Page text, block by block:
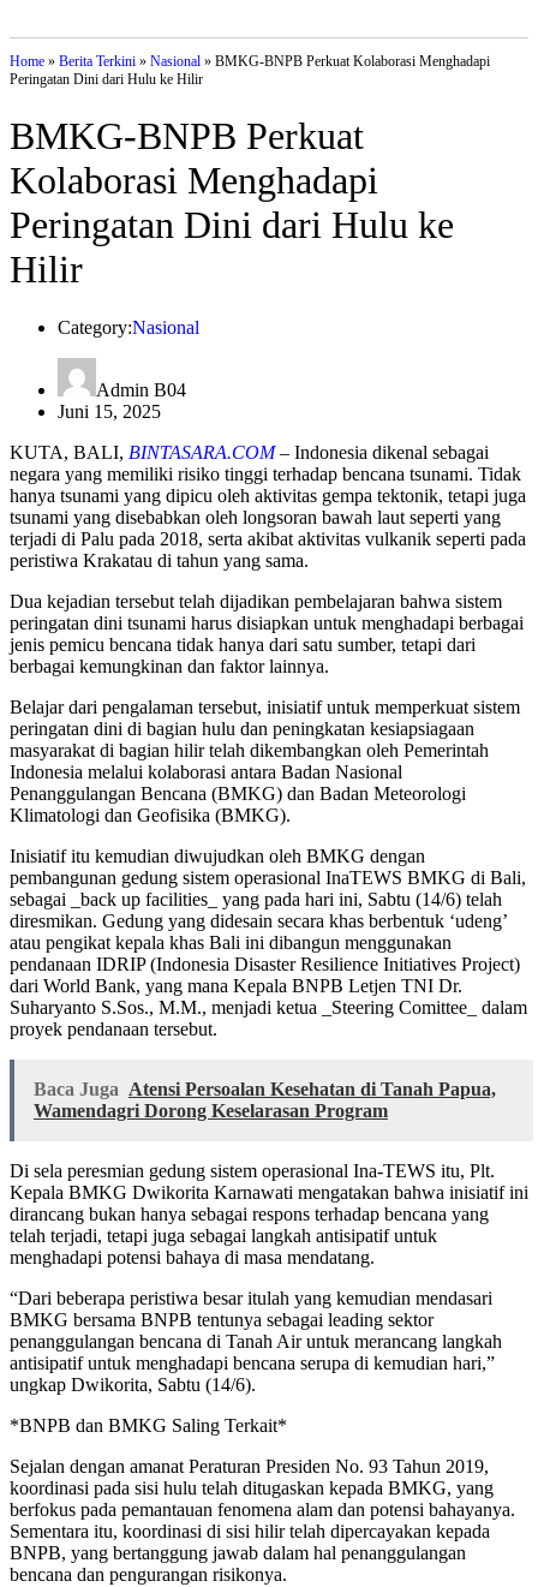
Home » Berita Terkini » Nasional » BMKG-BNPB Perkuat Kolaborasi Menghadapi
Peringatan Dini dari Hulu ke Hilir
BMKG-BNPB Perkuat
Kolaborasi Menghadapi
Peringatan Dini dari Hulu ke
Hilir
Category:Nasional
Admin B04
Juni 15, 2025
KUTA, BALI, BINTASARA.COM– Indonesia dikenal sebagai
negara yang memiliki risiko tinggi terhadap bencana tsunami. Tidak
hanya tsunami yang dipicu oleh aktivitas gempa tektonik, tetapi juga
tsunami yang disebabkan oleh longsoran bawah laut seperti yang
terjadi di Palu pada 2018, serta akibat aktivitas vulkanik seperti pada
peristiwa Krakatau di tahun yang sama.
Dua kejadian tersebut telah dijadikan pembelajaran bahwa sistem
peringatan dini tsunami harus disiapkan untuk menghadapi berbagai
jenis pemicu bencana tidak hanya dari satu sumber, tetapi dari
berbagai kemungkinan dan faktor lainnya.
Belajar dari pengalaman tersebut, inisiatif untuk memperkuat sistem
peringatan dini di bagian hulu dan peningkatan kesiapsiagaan
masyarakat di bagian hilir telah dikembangkan oleh Pemerintah
Indonesia melalui kolaborasi antara Badan Nasional
Penanggulangan Bencana (BMKG) dan Badan Meteorologi
Klimatologi dan Geofisika (BMKG).
Inisiatif itu kemudian diwujudkan oleh BMKG dengan
pembangunan gedung sistem operasional InaTEWS BMKG di Bali,
sebagai _back up facilities_ yang pada hari ini, Sabtu (14/6) telah
diresmikan. Gedung yang didesain secara khas berbentuk ‘udeng’
atau pengikat kepala khas Bali ini dibangun menggunakan
pendanaan IDRIP (Indonesia Disaster Resilience Initiatives Project)
dari World Bank, yang mana Kepala BNPB Letjen TNI Dr.
Suharyanto S.Sos., M.M., menjadi ketua _Steering Comittee_ dalam
proyek pendanaan tersebut.
Baca Juga Atensi Persoalan Kesehatan di Tanah Papua,
Wamendagri Dorong Keselarasan Program
Di sela peresmian gedung sistem operasional Ina-TEWS itu, Plt.
Kepala BMKG Dwikorita Karnawati mengatakan bahwa inisiatif ini
dirancang bukan hanya sebagai respons terhadap bencana yang
telah terjadi, tetapi juga sebagai langkah antisipatif untuk
menghadapi potensi bahaya di masa mendatang.
“Dari beberapa peristiwa besar itulah yang kemudian mendasari
BMKG bersama BNPB tentunya sebagai leading sektor
penanggulangan bencana di Tanah Air untuk merancang langkah
antisipatif untuk menghadapi bencana serupa di kemudian hari,”
ungkap Dwikorita, Sabtu (14/6).
*BNPB dan BMKG Saling Terkait*
Sejalan dengan amanat Peraturan Presiden No. 93 Tahun 2019,
koordinasi pada sisi hulu telah ditugaskan kepada BMKG, yang
berfokus pada pemantauan fenomena alam dan potensi bahayanya.
Sementara itu, koordinasi di sisi hilir telah dipercayakan kepada
BNPB, yang bertanggung jawab dalam hal penanggulangan
bencana dan pengurangan risikonya.